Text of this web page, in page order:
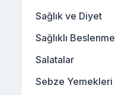
Sağlık ve Diyet
Sağlıklı Beslenme
Salatalar
Sebze Yemekleri